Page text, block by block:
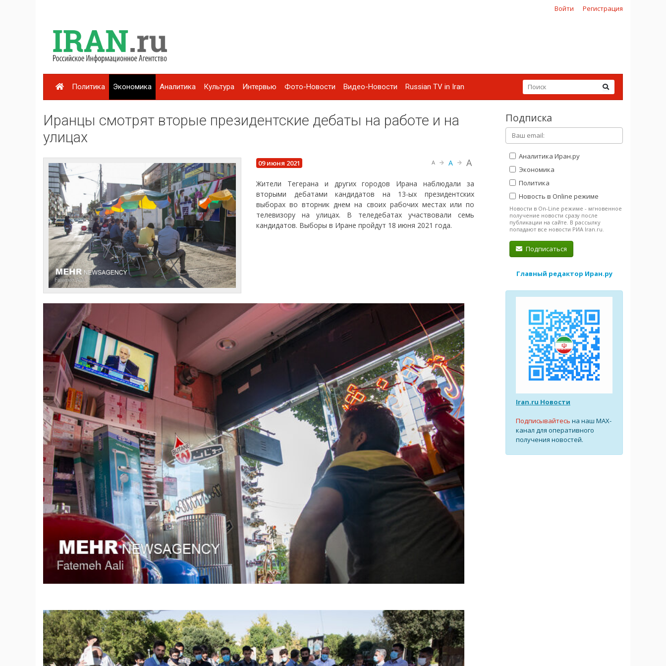
Войти Регистрация
Политика Экономика Аналитика Культура Интервью Фото-Новости Видео-Новости Russian TV in Iran
Иранцы смотрят вторые президентские дебаты на работе и на
улицах
09 июня 2021 A A A
Жители Тегерана и других городов Ирана наблюдали за
вторыми дебатами кандидатов на 13-ых президентских
выборах во вторник днем ​​на своих рабочих местах или по
телевизору на улицах. В теледебатах участвовали семь
кандидатов. Выборы в Иране пройдут 18 июня 2021 года.
Подписка
Аналитика Иран.ру
Экономика
Политика
Новость в Online режиме
Новости в On-Line режиме - мгновенное
получение новости сразу после
публикации на сайте. В рассылку
попадают все новости РИА Iran.ru.
Подписаться
Главный редактор Иран.ру
Iran.ru Новости
Подписывайтесь на наш MAX-
канал для оперативного
получения новостей.